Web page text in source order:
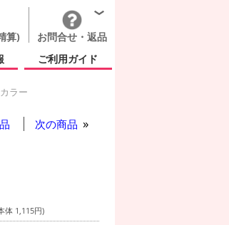
算)
お問合せ・返品
ご利用ガイド
ラー
次の商品
体 1,115円)